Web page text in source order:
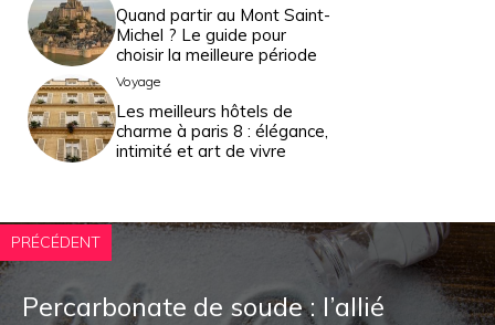
Quand partir au Mont Saint-
Michel ? Le guide pour
choisir la meilleure période
Voyage
Les meilleurs hôtels de
charme à paris 8 : élégance,
intimité et art de vivre
PRÉCÉDENT
Percarbonate de soude : l’allié